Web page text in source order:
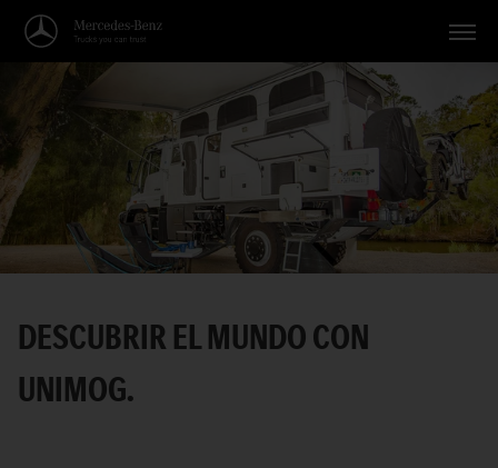
Aplicaciones
Temas
Servicio
Español
DESCUBRIR EL MUNDO CON
UNIMOG.